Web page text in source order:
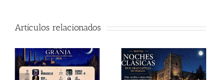
Artículos relacionados